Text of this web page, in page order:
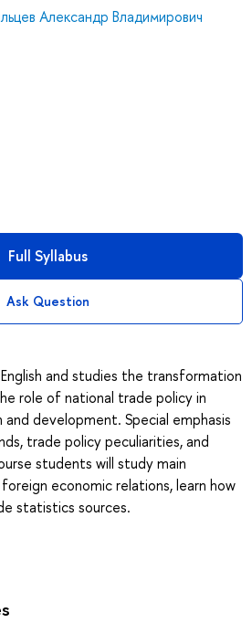
Александр Владимирович
Full Syllabus
Ask Question
and studies the transformation
role of national trade policy in
development. Special emphasis
trade policy peculiarities, and
students will study main
economic relations, learn how
statistics sources.